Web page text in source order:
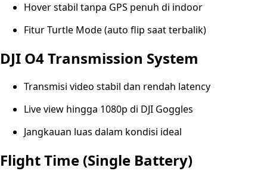
Hover stabil tanpa GPS penuh di indoor
Fitur Turtle Mode (auto flip saat terbalik)
DJI O4 Transmission System
Transmisi video stabil dan rendah latency
Live view hingga 1080p di DJI Goggles
Jangkauan luas dalam kondisi ideal
Flight Time (Single Battery)